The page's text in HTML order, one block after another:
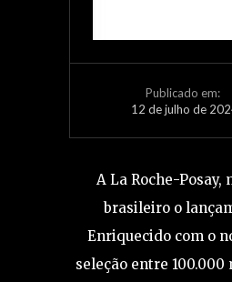
Publicado em:
12 de julho de
A La Roche-
brasileiro o
Enriquecido com o
seleção entre